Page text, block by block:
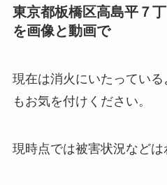
東京都板橋区高島平７
を画像と動画で
現在は消火にいたってい
もお気を付けください。
現時点では被害状況など